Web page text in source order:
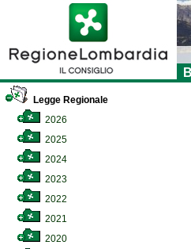
Legge Regionale
2026
2025
2024
2023
2022
2021
2020